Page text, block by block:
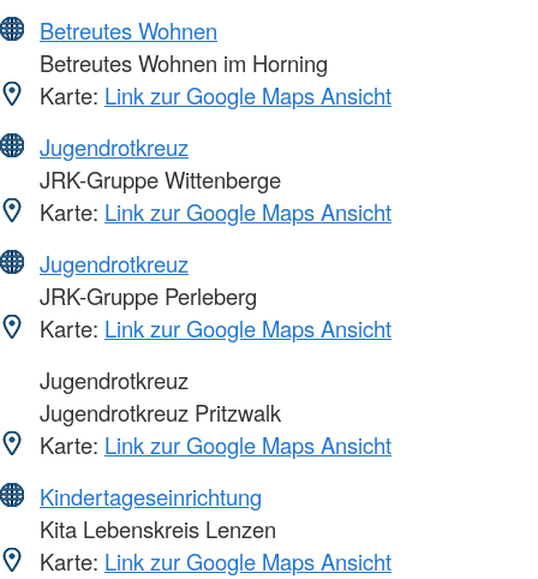
Betreutes Wohnen
Betreutes Wohnen im Horning
Karte: Link zur Google Maps Ansicht
Jugendrotkreuz
JRK-Gruppe Wittenberge
Karte: Link zur Google Maps Ansicht
Jugendrotkreuz
JRK-Gruppe Perleberg
Karte: Link zur Google Maps Ansicht
Jugendrotkreuz
Jugendrotkreuz Pritzwalk
Karte: Link zur Google Maps Ansicht
Kindertageseinrichtung
Kita Lebenskreis Lenzen
Karte: Link zur Google Maps Ansicht